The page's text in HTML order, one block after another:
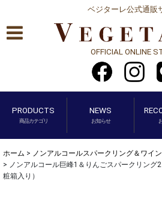
ベジターレ公式通販
OFFICIAL ONLINE
PRODUCTS
商品カテゴリ
NEWS
お知らせ
ホーム > ノンアルコールスパークリング＆ワイン
> ノンアルコール巨峰1＆りんごスパークリング
粧箱入り）